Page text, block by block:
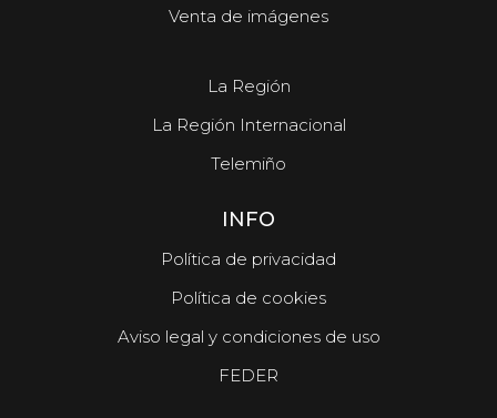
Venta de imágenes
La Región
La Región Internacional
Telemiño
INFO
Política de privacidad
Política de cookies
Aviso legal y condiciones de uso
FEDER